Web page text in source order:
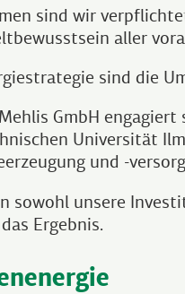
sind wir
aller
sind die
GmbH
Universität
und -
sowohl unsere
Ergebnis.